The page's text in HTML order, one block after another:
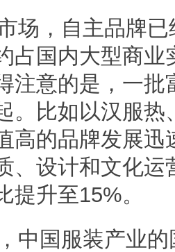
场，自主品牌
占国内大型商业
注意的是，一
。比如以汉服
高的品牌发展
、设计和文化
提升至15%。
中国服装产业